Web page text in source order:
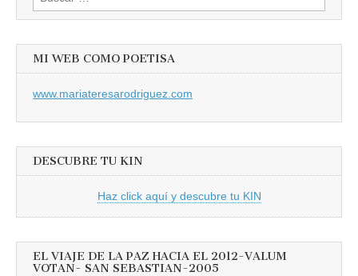
MI WEB COMO POETISA
www.mariateresarodriguez.com
DESCUBRE TU KIN
Haz click aquí y descubre tu KIN
EL VIAJE DE LA PAZ HACIA EL 2012-VALUM
VOTAN- SAN SEBASTIAN-2005